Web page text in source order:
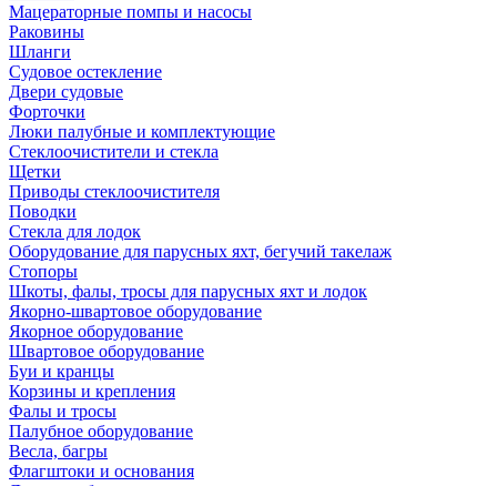
Мацераторные помпы и насосы
Раковины
Шланги
Судовое остекление
Двери судовые
Форточки
Люки палубные и комплектующие
Стеклоочистители и стекла
Щетки
Приводы стеклоочистителя
Поводки
Стекла для лодок
Оборудование для парусных яхт, бегучий такелаж
Стопоры
Шкоты, фалы, тросы для парусных яхт и лодок
Якорно-швартовое оборудование
Якорное оборудование
Швартовое оборудование
Буи и кранцы
Корзины и крепления
Фалы и тросы
Палубное оборудование
Весла, багры
Флагштоки и основания